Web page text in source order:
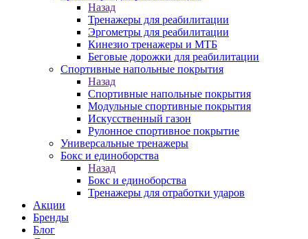
Назад
Тренажеры для реабилитации
Эргометры для реабилитации
Кинезио тренажеры и МТБ
Беговые дорожки для реабилитации
Спортивные напольные покрытия
Назад
Спортивные напольные покрытия
Модульные спортивные покрытия
Искусственный газон
Рулонное спортивное покрытие
Универсальные тренажеры
Бокс и единоборства
Назад
Бокс и единоборства
Тренажеры для отработки ударов
Акции
Бренды
Блог